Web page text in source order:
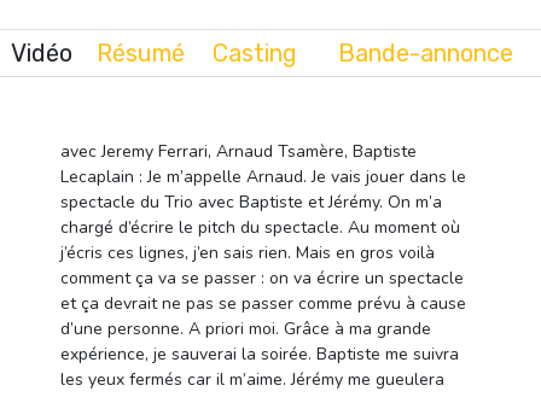
Vidéo Résumé Casting Bande-annonce
avec Jeremy Ferrari, Arnaud Tsamère, Baptiste
Lecaplain : Je m’appelle Arnaud. Je vais jouer dans le
spectacle du Trio avec Baptiste et Jérémy. On m’a
chargé d’écrire le pitch du spectacle. Au moment où
j’écris ces lignes, j’en sais rien. Mais en gros voilà
comment ça va se passer : on va écrire un spectacle
et ça devrait ne pas se passer comme prévu à cause
d’une personne. A priori moi. Grâce à ma grande
expérience, je sauverai la soirée. Baptiste me suivra
les yeux fermés car il m’aime. Jérémy me gueulera